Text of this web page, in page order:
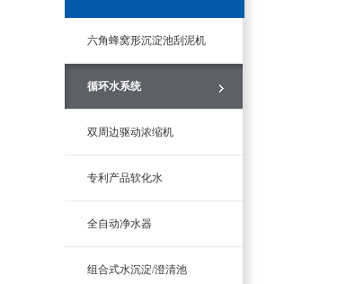
六角蜂窝形沉淀池刮泥机
循环水系统
双周边驱动浓缩机
专利产品软化水
全自动净水器
组合式水沉淀/澄清池